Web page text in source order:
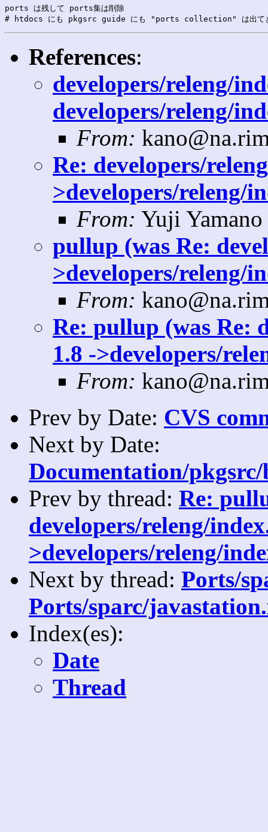
ports は残して ports集は削除
References:
developers/releng/
developers/releng/
From:
Re: developers/
>developers/releng/
From: Yuji
pullup (was Re:
>developers/releng/
From:
Re: pullup (was Re:
1.8 ->developers/
From:
Prev by Date: CVS
Next by Date:
Documentation/
Prev by thread: Re:
developers/releng/
>developers/releng/
Next by thread: Ports/
Ports/sparc/
Index(es):
Date
Thread